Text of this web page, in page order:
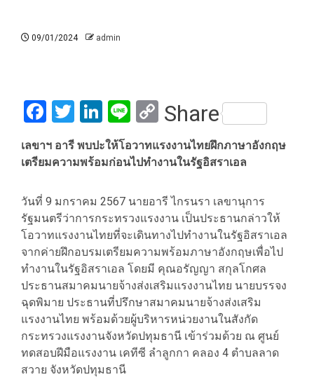
09/01/2024 admin
Facebook
Twitter
LinkedIn
LineCopy
Link
Share
เลขาฯ อารี พบปะให้โอวาทแรงงานไทยฝึกภาษาอังกฤษ
เตรียมความพร้อมก่อนไปทำงานในรัฐอิสราเอล
วันที่ 9 มกราคม 2567 นายอารี ไกรนรา เลขานุการ
รัฐมนตรีว่าการกระทรวงแรงงาน เป็นประธานกล่าวให้
โอวาทแรงงานไทยที่จะเดินทางไปทำงานในรัฐอิสราเอล
จากค่ายฝึกอบรมเตรียมความพร้อมภาษาอังกฤษเพื่อไป
ทำงานในรัฐอิสราเอล โดยมี คุณอรัญญา สกุลโกศล
ประธานสมาคมนายจ้างส่งเสริมแรงงานไทย นายบรรจง
ฉุดพิมาย ประธานที่ปรึกษาสมาคมนายจ้างส่งเสริม
แรงงานไทย พร้อมด้วยผู้บริหารหน่วยงานในสังกัด
กระทรวงแรงงานจังหวัดปทุมธานี เข้าร่วมด้วย ณ ศูนย์
ทดสอบฝีมือแรงงาน เคทีซี ลำลูกกา คลอง 4 ตำบลลาด
สวาย จังหวัดปทุมธานี